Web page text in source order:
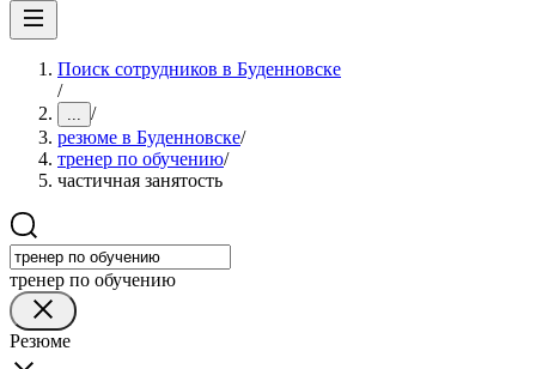
Поиск сотрудников в Буденновске
/
... /
резюме в Буденновске/
тренер по обучению/
частичная занятость
тренер по обучению
Резюме